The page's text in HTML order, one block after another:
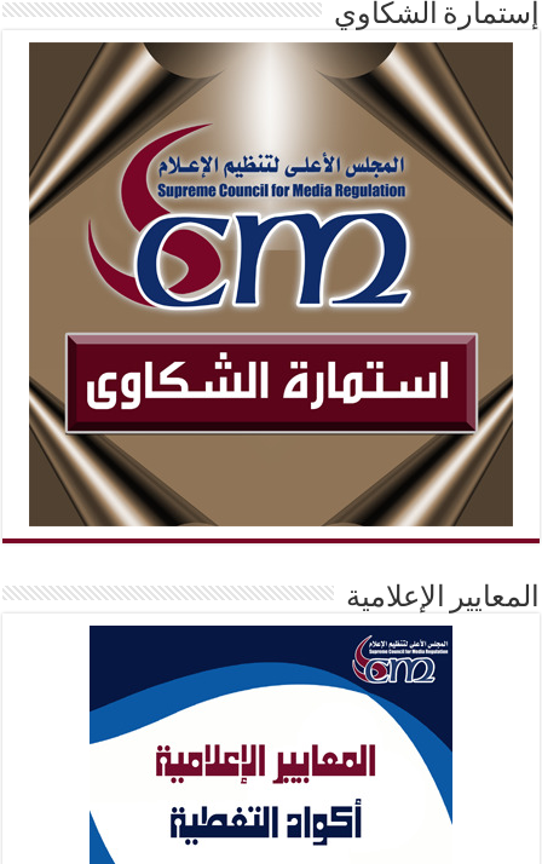
إستمارة الشكاوي
المعايير الإعلامية